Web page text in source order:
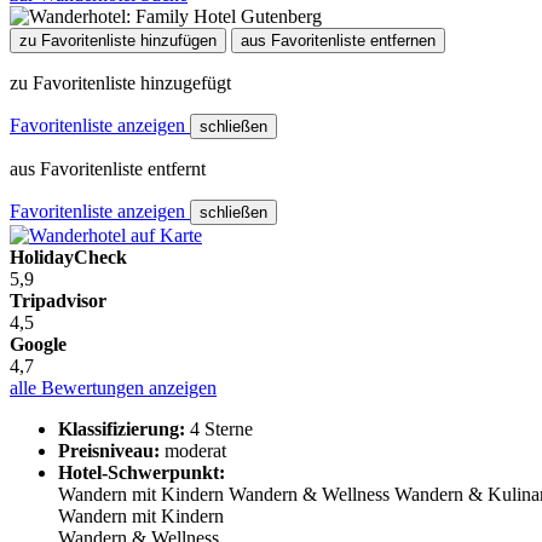
zu Favoritenliste hinzufügen aus Favoritenliste entfernen
zu Favoritenliste hinzugefügt
Favoritenliste anzeigen schließen
aus Favoritenliste entfernt
Favoritenliste anzeigen schließen
HolidayCheck
5,9
Tripadvisor
4,5
Google
4,7
alle Bewertungen anzeigen
Klassifizierung: 4 Sterne
Preisniveau: moderat
Hotel-Schwerpunkt:
Wandern mit Kindern Wandern & Wellness Wandern &
Wandern mit Kindern
Wandern & Wellness